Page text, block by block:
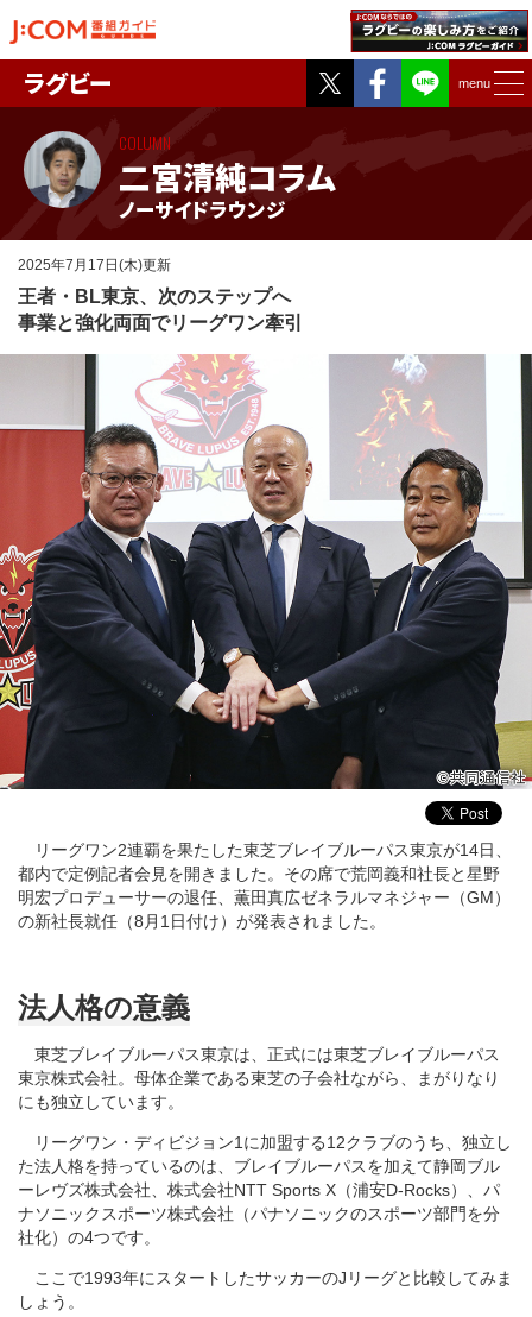
Twitter
Facebook
menu
ラグビー
二宮清純コラム
ノーサイドラウンジ
COLUMN
2025年7月17日(木)更新
王者・BL東京、次のステップへ
事業と強化両面でリーグワン牽引
リーグワン2連覇を果たした東芝ブレイブルーパス東京が14日、
都内で定例記者会見を開きました。その席で荒岡義和社長と星野
明宏プロデューサーの退任、薫田真広ゼネラルマネジャー（GM）
の新社長就任（8月1日付け）が発表されました。
法人格の意義
東芝ブレイブルーパス東京は、正式には東芝ブレイブルーパス
東京株式会社。母体企業である東芝の子会社ながら、まがりなり
にも独立しています。
リーグワン・ディビジョン1に加盟する12クラブのうち、独立し
た法人格を持っているのは、ブレイブルーパスを加えて静岡ブル
ーレヴズ株式会社、株式会社NTT Sports X（浦安D-Rocks）、パ
ナソニックスポーツ株式会社（パナソニックのスポーツ部門を分
社化）の4つです。
ここで1993年にスタートしたサッカーのJリーグと比較してみま
しょう。